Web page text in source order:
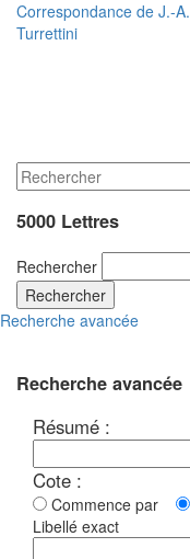
Correspondance de J.-A.
Turrettini
5000 Lettres
Rechercher
Rechercher
Recherche avancée
Recherche avancée
Résumé :
Cote :
Commence par
Libellé exact